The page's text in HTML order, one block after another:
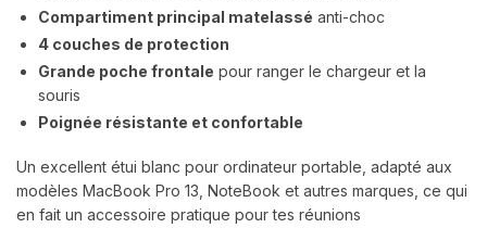
Compartiment principal matelassé anti-choc
4 couches de protection
Grande poche frontale pour ranger le chargeur et la
souris
Poignée résistante et confortable
Un excellent étui blanc pour ordinateur portable, adapté aux
modèles MacBook Pro 13, NoteBook et autres marques, ce qui
en fait un accessoire pratique pour tes réunions